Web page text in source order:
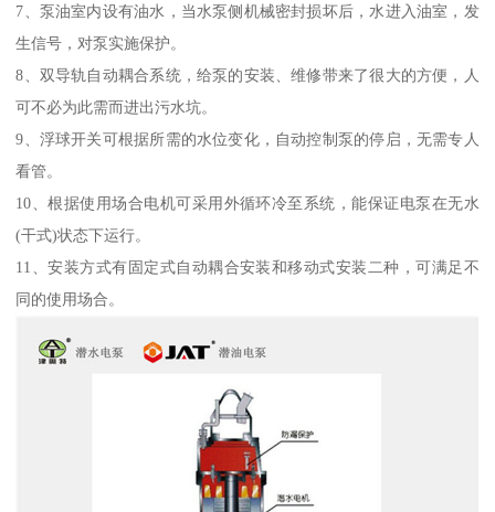
7、泵油室内设有油水，当水泵侧机械密封损坏后，水进入油室，发
生信号，对泵实施保护。
8、双导轨自动耦合系统，给泵的安装、维修带来了很大的方便，人
可不必为此需而进出污水坑。
9、浮球开关可根据所需的水位变化，自动控制泵的停启，无需专人
看管。
10、根据使用场合电机可采用外循环冷至系统，能保证电泵在无水
(干式)状态下运行。
11、安装方式有固定式自动耦合安装和移动式安装二种，可满足不
同的使用场合。